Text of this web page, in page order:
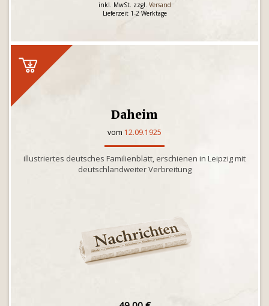
inkl. MwSt. zzgl. Versand
Lieferzeit 1-2 Werktage
Daheim
vom 12.09.1925
illustriertes deutsches Familienblatt, erschienen in Leipzig mit
deutschlandweiter Verbreitung